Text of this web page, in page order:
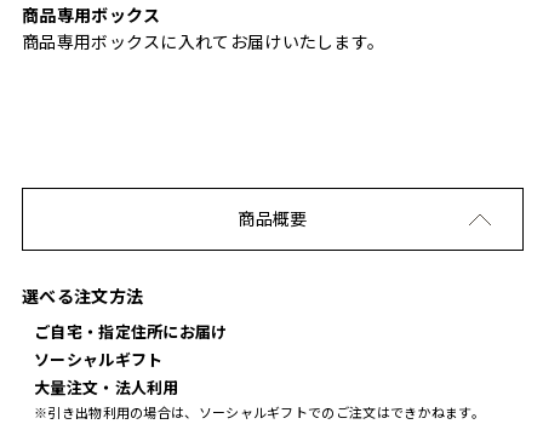
商品専用ボックス
商品専用ボックスに入れてお届けいたします。
商品概要
選べる注文方法
ご自宅・指定住所にお届け
ソーシャルギフト
大量注文・法人利用
※引き出物利用の場合は、ソーシャルギフトでのご注文はできかねます。